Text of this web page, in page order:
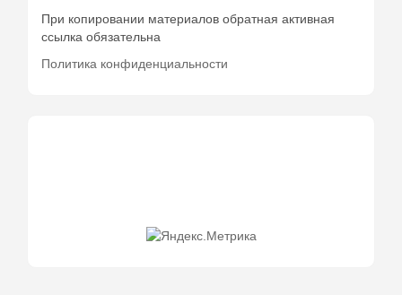
При копировании материалов обратная активная
ссылка обязательна
Политика конфиденциальности